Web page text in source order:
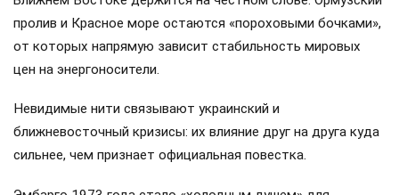
пролив и Красное море остаются «пороховыми бочками»,
от которых напрямую зависит стабильность мировых
цен на энергоносители.
Невидимые нити связывают украинский и
ближневосточный кризисы: их влияние друг на друга куда
сильнее, чем признает официальная повестка.